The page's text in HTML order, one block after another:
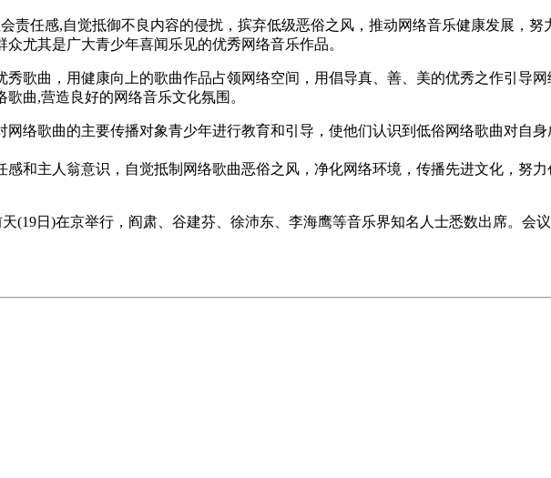
任感,自觉抵御不良内容的侵扰，摈弃低级恶俗之风，推动网络音乐健康发展，努
尤其是广大青少年喜闻乐见的优秀网络音乐作品。
歌曲，用健康向上的歌曲作品占领网络空间，用倡导真、善、美的优秀之作引导
曲,营造良好的网络音乐文化氛围。
络歌曲的主要传播对象青少年进行教育和引导，使他们认识到低俗网络歌曲对自
和主人翁意识，自觉抵制网络歌曲恶俗之风，净化网络环境，传播先进文化，努
(19日)在京举行，阎肃、谷建芬、徐沛东、李海鹰等音乐界知名人士悉数出席。会